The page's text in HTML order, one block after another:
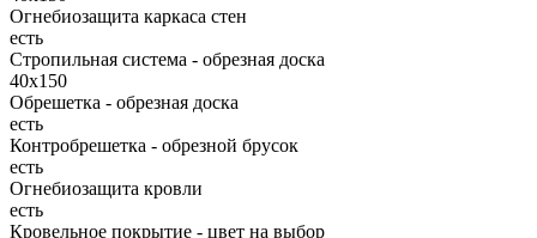
Огнебиозащита каркаса стен
есть
Стропильная система - обрезная доска
40х150
Обрешетка - обрезная доска
есть
Контробрешетка - обрезной брусок
есть
Огнебиозащита кровли
есть
Кровельное покрытие - цвет на выбор